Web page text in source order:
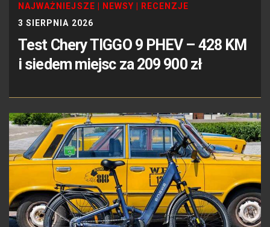
NAJWAŻNIEJSZE NEWSY
RECENZJE
3 SIERPNIA 2026
Test Chery TIGGO 9 PHEV – 428 KM
i siedem miejsc za 209 900 zł